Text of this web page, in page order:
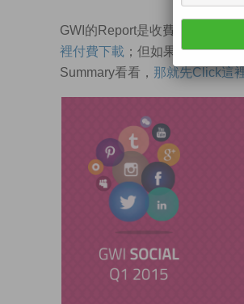
GWI的Report是收費的，有興趣
裡付費下載 ；但如果你想先下
Summary看看， 那就先Click這